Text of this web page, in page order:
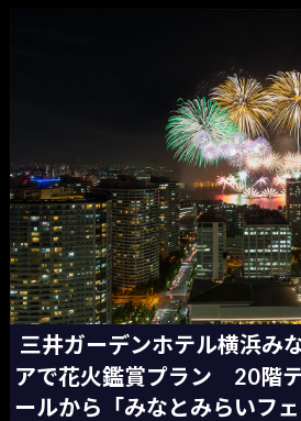
三井ガーデンホテル横浜み
アで花火鑑賞プラン 20階
ールから「みなとみらいフ